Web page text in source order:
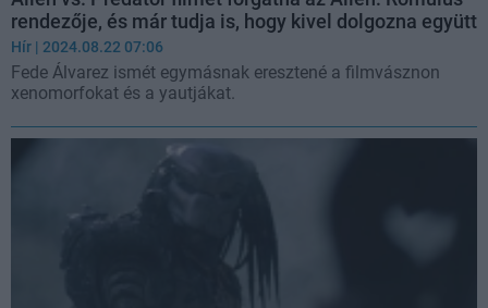
rendezője, és már tudja is, hogy kivel dolgozna együtt
Hír | 2024.08.22 07:06
Fede Álvarez ismét egymásnak eresztené a filmvásznon
xenomorfokat és a yautjákat.